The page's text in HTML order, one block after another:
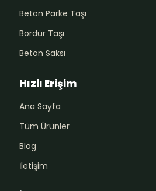
Beton Parke Taşı
Bordür Taşı
Beton Saksı
Hızlı Erişim
Ana Sayfa
Tüm Ürünler
Blog
İletişim